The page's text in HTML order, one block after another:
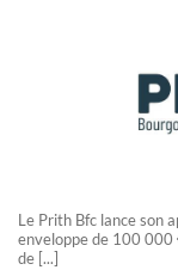
Le Prith Bfc lance son
enveloppe de 100 000
de [...]